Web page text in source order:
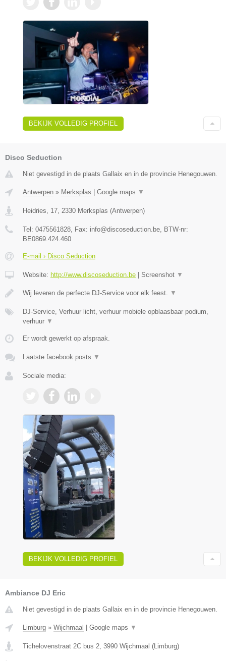
BEKIJK VOLLEDIG PROFIEL
Disco Seduction
Niet gevestigd in de plaats Gallaix en in de provincie Henegouwen.
Antwerpen » Merksplas Google maps ▼
Heidries, 17 2330 Merksplas (Antwerpen)
Tel: 0475561828 , Fax: info@discoseduction.be , BTW-nr:
BE0869.424.460
E-mail › Disco Seduction
Website: http://www.discoseduction.be Screenshot ▼
Wij leveren de perfecte DJ-Service voor elk feest. ▼
DJ-Service, Verhuur licht, verhuur mobiele opblaasbaar podium,
verhuur ▼
Er wordt gewerkt op afspraak.
Laatste facebook posts ▼
Sociale media:
BEKIJK VOLLEDIG PROFIEL
Ambiance DJ Eric
Niet gevestigd in de plaats Gallaix en in de provincie Henegouwen.
Limburg » Wijchmaal Google maps ▼
Tichelovenstraat 2C bus 2, 3990 Wijchmaal (Limburg)